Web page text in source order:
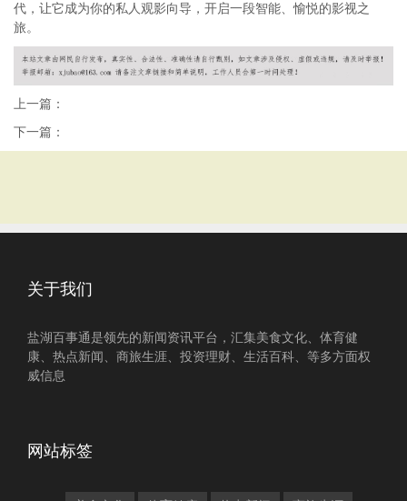
代，让它成为你的私人观影向导，开启一段智能、愉悦的影视之
旅。
上一篇：
下一篇：
关于我们
盐湖百事通是领先的新闻资讯平台，汇集美食文化、体育健
康、热点新闻、商旅生涯、投资理财、生活百科、等多方面权
威信息
网站标签